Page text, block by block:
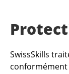
SwissSkills
conformément